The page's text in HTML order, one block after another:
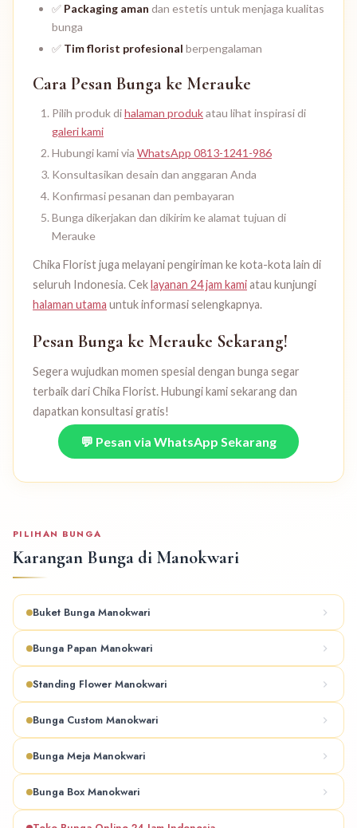
✅ Packaging aman dan estetis untuk menjaga kualitas
bunga
✅ Tim florist profesional berpengalaman
Cara Pesan Bunga ke Merauke
Pilih produk dihalaman produkatau lihat inspirasi di
galeri kami
Hubungi kami via WhatsApp 0813-1241-986
Konsultasikan desain dan anggaran Anda
Konfirmasi pesanan dan pembayaran
Bunga dikerjakan dan dikirim ke alamat tujuan di
Merauke
Chika Florist juga melayani pengiriman ke kota-kota lain di
seluruh Indonesia. Ceklayanan 24 jam kamiatau kunjungi
halaman utama untuk informasi selengkapnya.
Pesan Bunga ke Merauke Sekarang!
Segera wujudkan momen spesial dengan bunga segar
terbaik dari Chika Florist. Hubungi kami sekarang dan
dapatkan konsultasi gratis!
💬 Pesan via WhatsApp Sekarang
PILIHAN BUNGA
Karangan Bunga di Manokwari
Buket Bunga Manokwari
Bunga Papan Manokwari
Standing Flower Manokwari
Bunga Custom Manokwari
Bunga Meja Manokwari
Bunga Box Manokwari